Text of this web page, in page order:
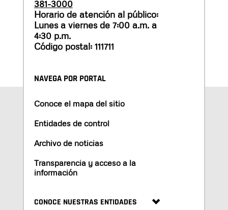
381-3000
Horario de atención al público:
Lunes a viernes de 7:00 a.m. a
4:30 p.m.
Código postal: 111711
NAVEGA POR PORTAL
Conoce el mapa del sitio
Entidades de control
Archivo de noticias
Transparencia y acceso a la
información
CONOCE NUESTRAS ENTIDADES